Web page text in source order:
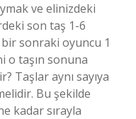
ve elinizdeki
son taş 1-6
bir sonraki oyuncu 1
o taşın sonuna
Taşlar aynı sayıya
Bu şekilde
kadar sırayla